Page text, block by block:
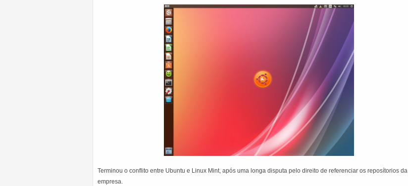
Terminou o conflito entre Ubuntu e Linux Mint, após uma longa disputa pelo direito de referenciar os reposítorios da
empresa.